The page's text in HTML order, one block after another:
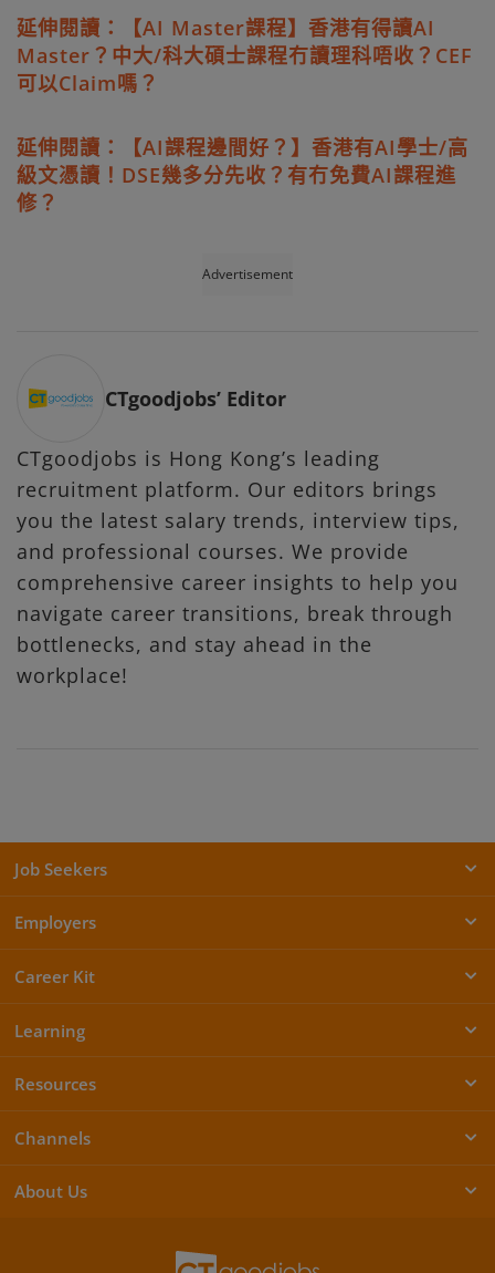
延伸閱讀：【AI Master課程】香港有得讀AI
Master？中大/科大碩士課程冇讀理科唔收？CEF
可以Claim嗎？
延伸閱讀：【AI課程邊間好？】香港有AI學士/高
級文憑讀！DSE幾多分先收？有冇免費AI課程進
修？
Advertisement
CTgoodjobs’ Editor
CTgoodjobs is Hong Kong’s leading
recruitment platform. Our editors brings
you the latest salary trends, interview tips,
and professional courses. We provide
comprehensive career insights to help you
navigate career transitions, break through
bottlenecks, and stay ahead in the
workplace!
Job Seekers
Employers
Career Kit
Learning
Resources
Channels
About Us